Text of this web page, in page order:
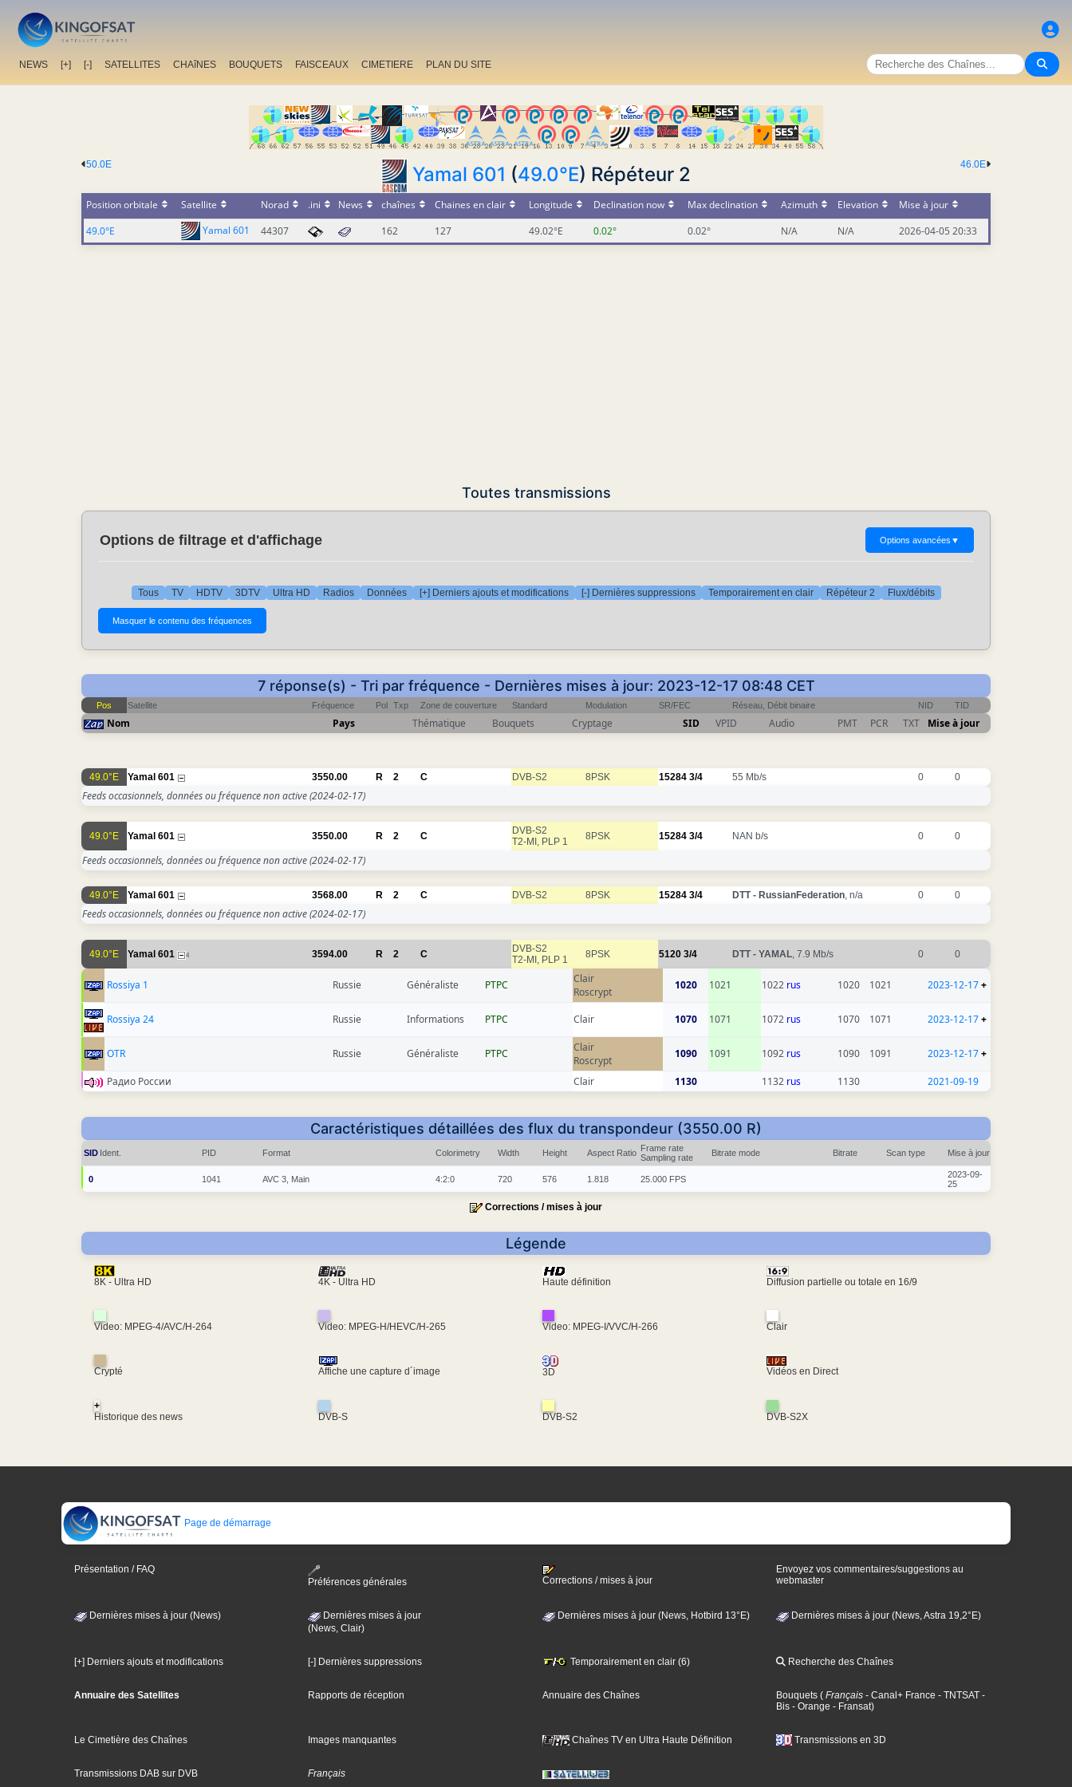
NEWS [+] [-] SATELLITES CHAîNES BOUQUETS FAISCEAUX CIMETIERE PLAN DU SITE
46.0E
50.0E Yamal 601 (49.0°E) Répéteur 2
Position orbitale Satellite Norad .ini News chaînes Chaines en clair Longitude Declination now Max declination Azimuth Elevation
Mise à jour
49.0°E
Yamal 601 44307 162 127 49.02°E 0.02° 0.02° N/A N/A 2026-04-05 20:33
Toutes transmissions
Options de filtrage et d'affichage Options avancées ▼
Tous TV HDTV 3DTV Ultra HD Radios Données [+] Derniers ajouts et modifications [-] Dernières suppressions Temporairement en clair Répéteur 2 Flux/débits
7 réponse(s) - Tri par fréquence - Dernières mises à jour: 2023-12-17 08:48 CET
Pos Satellite Fréquence Pol Txp Zone de couverture Standard Modulation SR/FEC Réseau, Débit binaire NID TID
Nom Pays Thématique Bouquets Cryptage SID VPID Audio PMT PCR TXT Mise à jour
49.0°E Yamal 601 3550.00 R 2 C DVB-S2 8PSK 15284 3/4 55 Mb/s 0 0
Feeds occasionnels, données ou fréquence non active(2024-02-17)
49.0°E Yamal 601 3550.00 R 2 C
DVB-S2
T2-MI, PLP 1
8PSK 15284 3/4 NAN b/s 0 0
Feeds occasionnels, données ou fréquence non active(2024-02-17)
49.0°E Yamal 601 3568.00 R 2 C DVB-S2 8PSK 15284 3/4 DTT - RussianFederation, n/a 0 0
Feeds occasionnels, données ou fréquence non active(2024-02-17)
49.0°E Yamal 601 4 3594.00 R 2 C
DVB-S2
T2-MI, PLP 1
8PSK 5120 3/4 DTT - YAMAL, 7.9 Mb/s 0 0
Rossiya 1 Russie Généraliste РТРС
Clair
Roscrypt
1020 1021 1022 rus 1020 1021 2023-12-17+
Rossiya 24 Russie Informations РТРС Clair 1070 1071 1072 rus 1070 1071 2023-12-17+
OTR Russie Généraliste РТРС
Clair
Roscrypt
1090 1091 1092 rus 1090 1091 2023-12-17+
Радио России Clair 1130 1132 rus 1130 2021-09-19
Caractéristiques détaillées des flux du transpondeur (3550.00 R)
SID Ident. PID Format Colorimetry Width Height Aspect Ratio Frame rate
Sampling rate
Bitrate mode Bitrate Scan type Mise à jour
0 1041 AVC 3, Main 4:2:0 720 576 1.818 25.000 FPS
2023-09-
25
Corrections / mises à jour
Légende
8K - Ultra HD 4K - Ultra HD Haute définition Diffusion partielle ou totale en 16/9
Video: MPEG-4/AVC/H-264 Video: MPEG-H/HEVC/H-265 Video: MPEG-I/VVC/H-266 Clair
Crypté Affiche une capture d´image 3D Vidéos en Direct
+
Historique des news
DVB-S DVB-S2 DVB-S2X
Page de démarrage
Présentation / FAQ
Préférences générales
Corrections / mises à jour
Envoyez vos commentaires/suggestions au
webmaster
Dernières mises à jour (News)
Dernières mises à jour
(News, Clair)
Dernières mises à jour (News, Hotbird 13°E) Dernières mises à jour (News, Astra 19,2°E)
[+] Derniers ajouts et modifications [-] Dernières suppressions Temporairement en clair (6) Recherche des Chaînes
Annuaire des Satellites Rapports de réception Annuaire des Chaînes Bouquets ( Français - Canal+ France - TNTSAT -
Bis - Orange - Fransat)
Le Cimetière des Chaînes Images manquantes Chaînes TV en Ultra Haute Définition Transmissions en 3D
Transmissions DAB sur DVB Français